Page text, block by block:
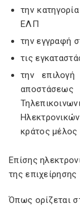
την
ΕΛΠ
την εγγραφή
τις
την
κράτος μέλος
Επίσης
της επιχείρησης
Όπως ορίζεται